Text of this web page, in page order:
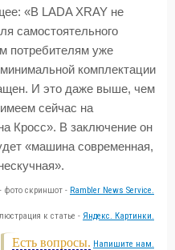
«В LADA XRAY не
самостоятельного
потребителям уже
комплектации
И это даже выше, чем
сейчас на
Кросс». В заключение он
«машина современная,
фото скриншот - Rambler News Service.
к статье - Яндекс. Картинки.
Есть вопросы. Напишите нам.